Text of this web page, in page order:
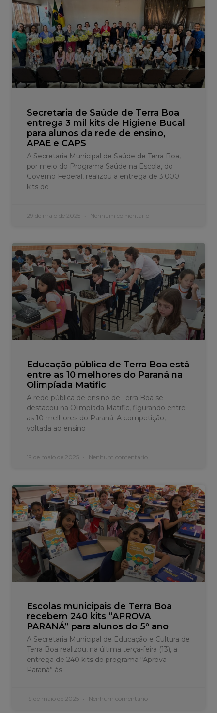
Secretaria de Saúde de Terra Boa
entrega 3 mil kits de Higiene Bucal
para alunos da rede de ensino,
APAE e CAPS
A Secretaria Municipal de Saúde de Terra Boa,
por meio do Programa Saúde na Escola, do
Governo Federal, realizou a entrega de 3.000
kits de
29 de maio de 2025 Nenhum comentário
Educação pública de Terra Boa está
entre as 10 melhores do Paraná na
Olimpíada Matific
A rede pública de ensino de Terra Boa se
destacou na Olimpíada Matific, figurando entre
as 10 melhores do Paraná. A competição,
voltada ao ensino
19 de maio de 2025 Nenhum comentário
Escolas municipais de Terra Boa
recebem 240 kits “APROVA
PARANÁ” para alunos do 5º ano
A Secretaria Municipal de Educação e Cultura de
Terra Boa realizou, na última terça-feira (13), a
entrega de 240 kits do programa “Aprova
Paraná” às
19 de maio de 2025 Nenhum comentário